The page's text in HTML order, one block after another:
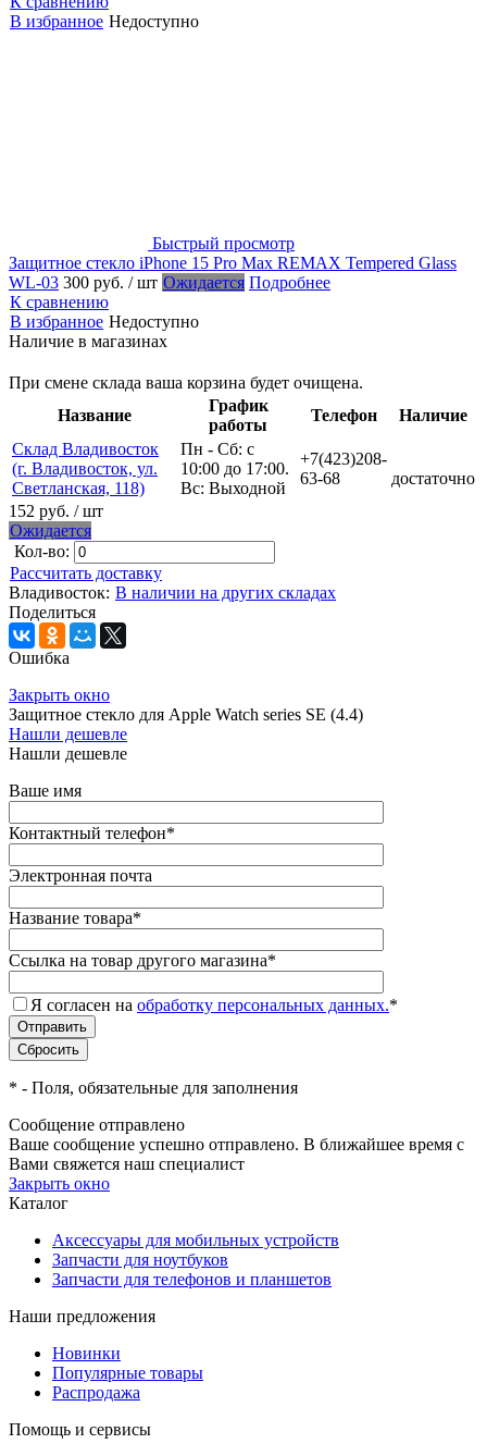
В избранное Недоступно
Быстрый просмотр
Защитное стекло iPhone 15 Pro Max REMAX Tempered Glass
WL-03 300 руб. / шт Ожидается Подробнее
К сравнению
В избранное Недоступно
Наличие в магазинах
При смене склада ваша корзина будет очищена.
Название
График
работы
Телефон
Наличие
Склад Владивосток
(г. Владивосток, ул.
Светланская, 118)
Пн - Сб: с
10:00 до 17:00.
Вс: Выходной
+7(423)208-
63-68
достаточно
152 руб. / шт
Ожидается
Кол-во:
Рассчитать доставку
Владивосток: В наличии на других складах
Поделиться
Ошибка
Закрыть окно
Защитное стекло для Apple Watch series SE (4.4)
Нашли дешевле
Нашли дешевле
Ваше имя
Контактный телефон*
Электронная почта
Название товара*
Ссылка на товар другого магазина*
Я согласен на обработку персональных данных.*
* - Поля, обязательные для заполнения
Сообщение отправлено
Ваше сообщение успешно отправлено. В ближайшее время с
Вами свяжется наш специалист
Закрыть окно
Каталог
Аксессуары для мобильных устройств
Запчасти для ноутбуков
Запчасти для телефонов и планшетов
Наши предложения
Новинки
Популярные товары
Распродажа
Помощь и сервисы